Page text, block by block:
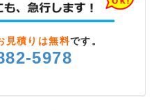
見積りは無料です。
5978